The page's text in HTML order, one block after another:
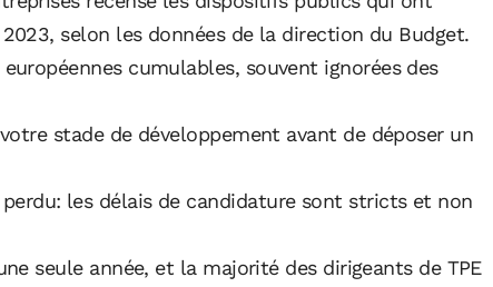
selon les données de la direction du Budget.
cumulables, souvent ignorées des
stade de développement avant de déposer un
les délais de candidature sont stricts et non
seule année, et la majorité des dirigeants de TPE